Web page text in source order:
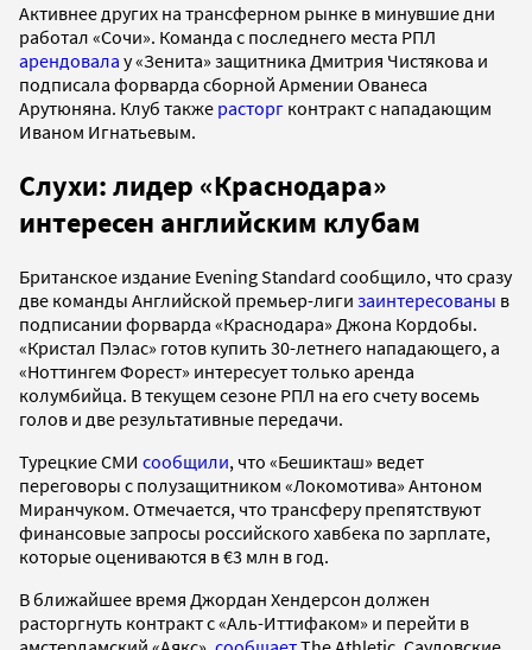
Активнее других на трансферном рынке в минувшие дни
работал «Сочи». Команда с последнего места РПЛ
арендовала у «Зенита» защитника Дмитрия Чистякова и
подписала форварда сборной Армении Ованеса
Арутюняна. Клуб также расторг контракт с нападающим
Иваном Игнатьевым.
Слухи: лидер «Краснодара»
интересен английским клубам
Британское издание Evening Standard сообщило, что сразу
две команды Английской премьер-лиги заинтересованы в
подписании форварда «Краснодара» Джона Кордобы.
«Кристал Пэлас» готов купить 30-летнего нападающего, а
«Ноттингем Форест» интересует только аренда
колумбийца. В текущем сезоне РПЛ на его счету восемь
голов и две результативные передачи.
Турецкие СМИ сообщили, что «Бешикташ» ведет
переговоры с полузащитником «Локомотива» Антоном
Миранчуком. Отмечается, что трансферу препятствуют
финансовые запросы российского хавбека по зарплате,
которые оцениваются в €3 млн в год.
В ближайшее время Джордан Хендерсон должен
расторгнуть контракт с «Аль-Иттифаком» и перейти в